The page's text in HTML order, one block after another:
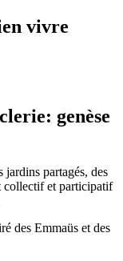
vivre
genèse
partagés, des
collectif et participatif
des Emmaüs et des